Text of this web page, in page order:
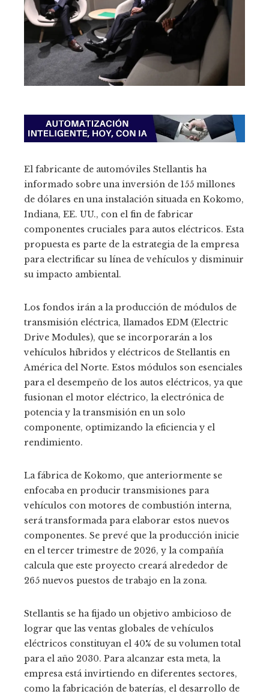
El fabricante de automóviles Stellantis ha
informado sobre una inversión de 155 millones
de dólares en una instalación situada en Kokomo,
Indiana, EE. UU., con el fin de fabricar
componentes cruciales para autos eléctricos. Esta
propuesta es parte de la estrategia de la empresa
para electrificar su línea de vehículos y disminuir
su impacto ambiental.
Los fondos irán a la producción de módulos de
transmisión eléctrica, llamados EDM (Electric
Drive Modules), que se incorporarán a los
vehículos híbridos y eléctricos de Stellantis en
América del Norte. Estos módulos son esenciales
para el desempeño de los autos eléctricos, ya que
fusionan el motor eléctrico, la electrónica de
potencia y la transmisión en un solo
componente, optimizando la eficiencia y el
rendimiento.
La fábrica de Kokomo, que anteriormente se
enfocaba en producir transmisiones para
vehículos con motores de combustión interna,
será transformada para elaborar estos nuevos
componentes. Se prevé que la producción inicie
en el tercer trimestre de 2026, y la compañía
calcula que este proyecto creará alrededor de
265 nuevos puestos de trabajo en la zona.
Stellantis se ha fijado un objetivo ambicioso de
lograr que las ventas globales de vehículos
eléctricos constituyan el 40% de su volumen total
para el año 2030. Para alcanzar esta meta, la
empresa está invirtiendo en diferentes sectores,
como la fabricación de baterías, el desarrollo de